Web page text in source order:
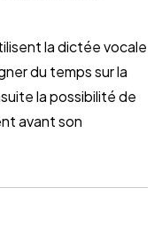
la dictée vocale
du temps sur la
la possibilité de
avant son